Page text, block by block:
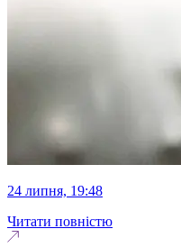
24 липня, 19:48
Читати повністю